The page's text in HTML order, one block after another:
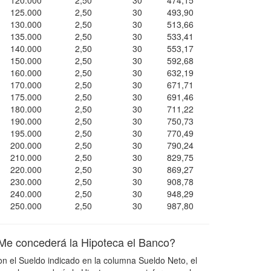
125.000
2,50 30
493,90
130.000
2,50 30
513,66
135.000
2,50 30
533,41
140.000
2,50 30
553,17
150.000
2,50 30
592,68
160.000
2,50 30
632,19
170.000
2,50 30
671,71
175.000
2,50 30
691,46
180.000
2,50 30
711,22
190.000
2,50 30
750,73
195.000
2,50 30
770,49
200.000
2,50 30
790,24
210.000
2,50 30
829,75
220.000
2,50 30
869,27
230.000
2,50 30
908,78
240.000
2,50 30
948,29
250.000
2,50 30 987,80
concederá la Hipoteca el Banco?
el Sueldo indicado en la columna Sueldo Neto, el